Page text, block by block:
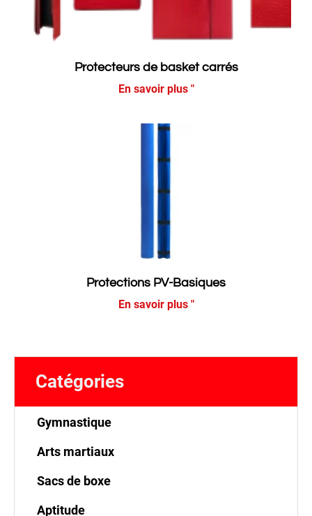
Catégories
Gymnastique
Arts martiaux
Sacs de boxe
Aptitude
Protecteurs de basket carrés
En savoir plus "
Protections PV-Basiques
En savoir plus "